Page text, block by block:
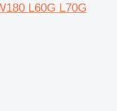
L60G L70G